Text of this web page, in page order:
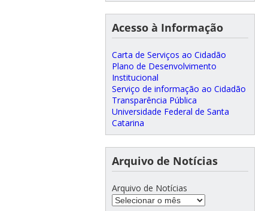
Acesso à Informação
Carta de Serviços ao Cidadão
Plano de Desenvolvimento
Institucional
Serviço de informação ao Cidadão
Transparência Pública
Universidade Federal de Santa
Catarina
Arquivo de Notícias
Arquivo de Notícias